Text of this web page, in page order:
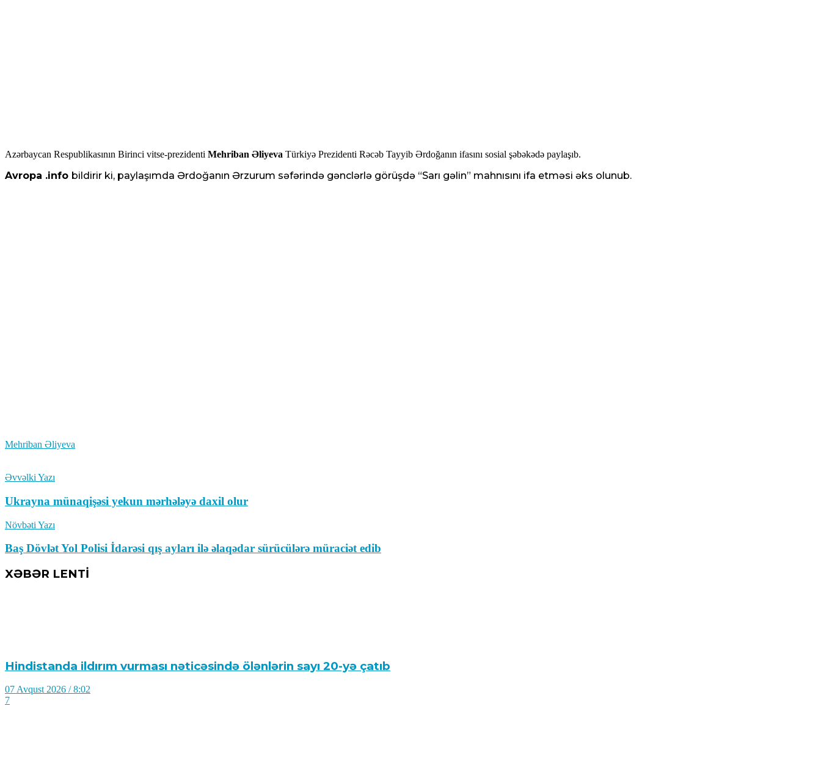
Azərbaycan Respublikasının Birinci vitse-prezidenti Mehriban Əliyeva Türkiyə Prezidenti Rəcəb Tayyib Ərdoğanın ifasını sosial şəbəkədə paylaşıb.
Avropa .info bildirir ki, paylaşımda Ərdoğanın Ərzurum səfərində gənclərlə görüşdə “Sarı gəlin” mahnısını ifa etməsi əks olunub.
Mehriban Əliyeva
Əvvəlki Yazı
Ukrayna münaqişəsi yekun mərhələyə daxil olur
Növbəti Yazı
Baş Dövlət Yol Polisi İdarəsi qış ayları ilə əlaqədar sürücülərə müraciət edib
XƏBƏR LENTİ
Hindistanda ildırım vurması nəticəsində ölənlərin sayı 20-yə çatıb
07 Avqust 2026 / 8:02
7